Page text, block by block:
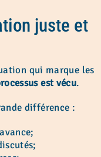
juste et
qui marque les
est vécu.
différence :